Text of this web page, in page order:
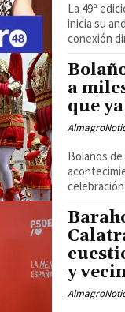
La 49ª
inicia su
conexión
a
que
Bolaños
celebración
y